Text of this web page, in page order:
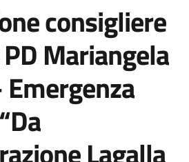
consigliere
Mariangela
Emergenza